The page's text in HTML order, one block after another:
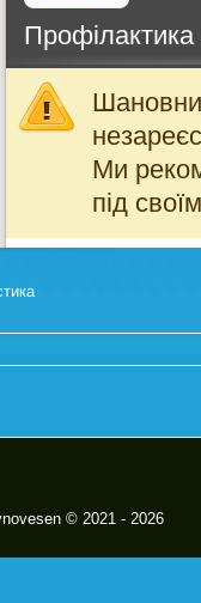
Ми
під
© 2021 - 2026